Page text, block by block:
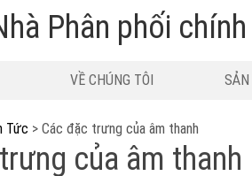
VỀ CHÚNG TÔI
Tức >Các đặc trưng của âm thanh
của âm thanh